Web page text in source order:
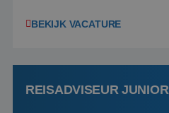
wensen van je team, je
klanten te overtuigen om
boeken! ...
BEKIJK VACATURE
REISADVISEUR JUNIOR